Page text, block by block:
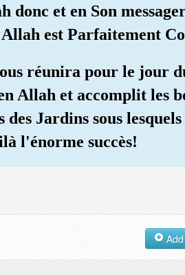
donc et en Son
est Parfaitement
réunira pour le jour
Allah et accomplit les
Jardins sous
l'énorme succès!